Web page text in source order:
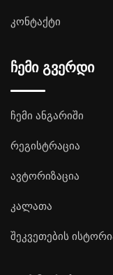
კონტაქტი
ჩემი გვერდი
ჩემი ანგარიში
რეგისტრაცია
ავტორიზაცია
კალათა
შეკვეთების